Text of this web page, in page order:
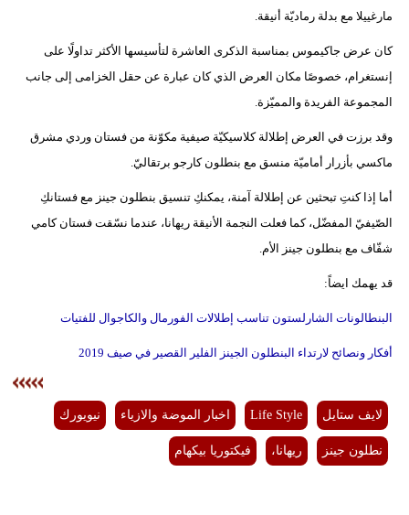
مارغييلا مع بدلة رماديّة أنيقة.
كان عرض جاكيموس بمناسبة الذكرى العاشرة لتأسيسها الأكثر تداولًا على
إنستغرام، خصوصًا مكان العرض الذي كان عبارة عن حقل الخزامى إلى جانب
المجموعة الفريدة والمميّزة.
وقد برزت في العرض إطلالة كلاسيكيّة صيفية مكوّنة من فستان وردي مشرق
ماكسي بأزرار أماميّة منسق مع بنطلون كارجو برتقاليّ.
أما إذا كنتِ تبحثين عن إطلالة آمنة، يمكنكِ تنسيق بنطلون جينز مع فستانكِ
الصّيفيّ المفضّل، كما فعلت النجمة الأنيقة ريهانا، عندما نسّقت فستان كامي
شفّاف مع بنطلون جينز الأم.
قد يهمك ايضاً:
البنطالونات الشارلستون تناسب إطلالات الفورمال والكاجوال للفتيات
أفكار ونصائح لارتداء البنطلون الجينز الفلير القصير في صيف 2019
لايف ستايل Life Style اخبار الموضة والازياء نيويورك
نطلون جينز ريهانا، فيكتوريا بيكهام